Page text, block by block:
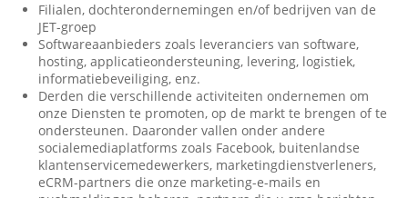
Filialen, dochterondernemingen en/of bedrijven van de
JET-groep
Softwareaanbieders zoals leveranciers van software,
hosting, applicatieondersteuning, levering, logistiek,
informatiebeveiliging, enz.
Derden die verschillende activiteiten ondernemen om
onze Diensten te promoten, op de markt te brengen of te
ondersteunen. Daaronder vallen onder andere
socialemediaplatforms zoals Facebook, buitenlandse
klantenservicemedewerkers, marketingdienstverleners,
eCRM-partners die onze marketing-e-mails en